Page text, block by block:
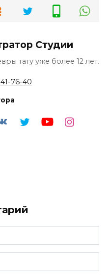
Студии
тату уже более 12 лет.
76-40